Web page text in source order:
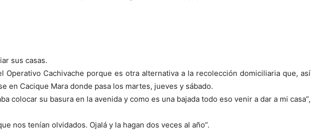
sus casas.
Cachivache porque es otra alternativa a la recolección domiciliaria que, así
en Cacique Mara donde pasa los martes, jueves y sábado.
su basura en la avenida y como es una bajada todo eso venir a dar a mi casa”,
nos tenían olvidados. Ojalá y la hagan dos veces al año”.